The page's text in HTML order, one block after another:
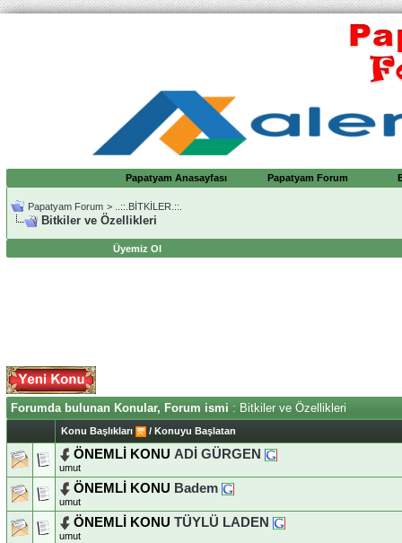
Papatyam Anasayfası Papatyam Forum
Papatyam Forum > ..::.BİTKİLER.::.
Bitkiler ve Özellikleri
Üyemiz Ol
Forumda bulunan Konular, Forum ismi : Bitkiler ve Özellikleri
Konu Başlıkları / Konuyu Başlatan
ÖNEMLİ KONU ADİ GÜRGEN
umut
ÖNEMLİ KONU Badem
umut
ÖNEMLİ KONU TÜYLÜ LADEN
umut